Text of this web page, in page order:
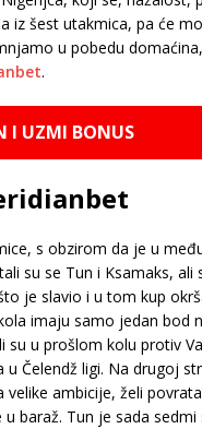
iz šest utakmica, pa će
u pobedu
.
I UZMI BONUS
s obzirom da je u
su se Tun i Ksamaks, ali
je slavio i u tom kup
imaju samo jedan bod
u prošlom kolu protiv
Čelendž ligi. Na drugoj
ambicije, želi
baraž. Tun je sada